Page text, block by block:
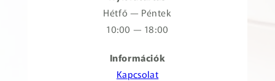
Hétfő — Péntek
10:00 — 18:00
Információk
Kapcsolat